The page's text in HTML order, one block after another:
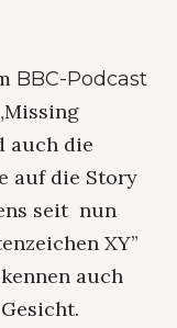
BBC-Podcast
auch die
auf die Story
seit nun
XY”
auch